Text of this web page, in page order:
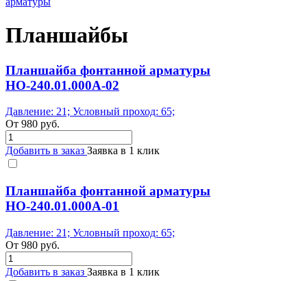
Планшайбы
Планшайба фонтанной арматуры
НО-240.01.000А-02
Давление: 21; Условный проход: 65;
От 980 руб.
Добавить в заказ Заявка в 1 клик
Планшайба фонтанной арматуры
НО-240.01.000А-01
Давление: 21; Условный проход: 65;
От 980 руб.
Добавить в заказ Заявка в 1 клик